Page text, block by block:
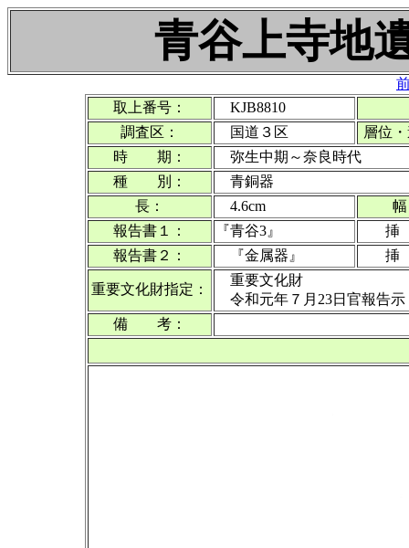
青谷上寺地
取上番号：
KJB8810
調査区：
国道３区
層位
時 期：
弥生中期～奈良時代
種 別：
青銅器
長：
4.6cm
報告書 １： 『青谷3』
挿
報告書 ２： 『金属器』 挿
重要文化財指定：
重要文化財
令和元年７月23日官報告示
備 考：